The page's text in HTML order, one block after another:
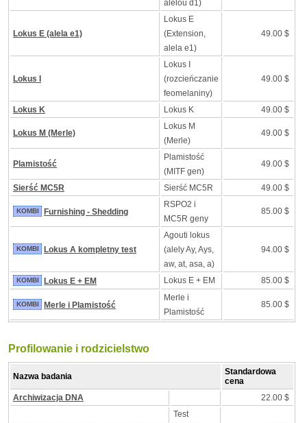
alelou d1)
Lokus E (alela e1)
Lokus E
(Extension,
alela e1)
49.00 $
Lokus I
Lokus I
(rozcieńczanie
feomelaniny)
49.00 $
Lokus K Lokus K 49.00 $
Lokus M (Merle)
Lokus M
(Merle)
49.00 $
Plamistość
Plamistość
(MITF gen)
49.00 $
Sierść MC5R Sierść MC5R 49.00 $
KOMBI Furnishing - Shedding
RSPO2 i
MC5R geny
85.00 $
KOMBI Lokus A kompletny test
Agouti lokus
(alely Ay, Ays,
aw, at, asa, a)
94.00 $
KOMBI Lokus E + EM Lokus E + EM 85.00 $
KOMBI Merle i Plamistość
Merle i
Plamistość
85.00 $
Profilowanie i rodzicielstwo
Nazwa badania
Standardowa
cena
Archiwizacja DNA
22.00 $
Test